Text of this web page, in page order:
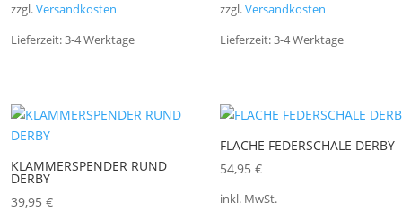
zzgl.Versandkosten
Lieferzeit:3-4 Werktage
zzgl.Versandkosten
Lieferzeit:3-4 Werktage
KLAMMERSPENDER RUND
DERBY
39,95 €
FLACHE FEDERSCHALE DERBY
54,95 €
inkl. MwSt.